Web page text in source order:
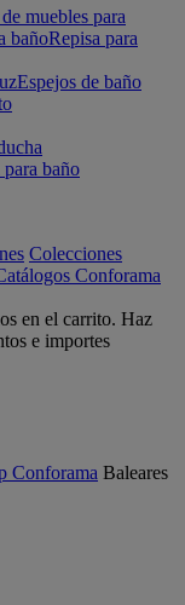
muebles para
bañoRepisa para
Espejos de baño
baño
Colecciones
Conforama
en el carrito. Haz
e importes
Conforama Baleares